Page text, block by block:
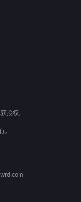
授权。
。